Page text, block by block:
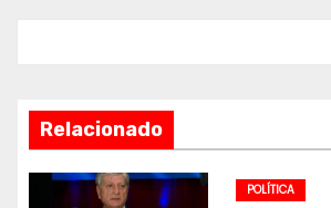
Relacionado
POLÍTICA